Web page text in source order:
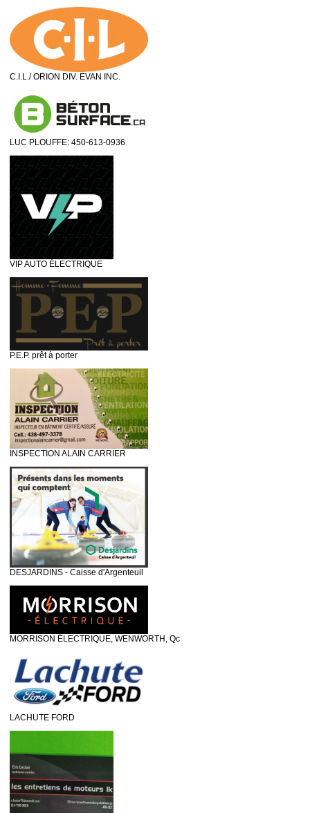
C.I.L./ ORION DIV. EVAN INC.
LUC PLOUFFE: 450-613-0936
VIP AUTO ÉLECTRIQUE
P.E.P. prêt à porter
INSPECTION ALAIN CARRIER
DESJARDINS - Caisse d'Argenteuil
MORRISON ÉLECTRIQUE, WENWORTH, Qc
LACHUTE FORD